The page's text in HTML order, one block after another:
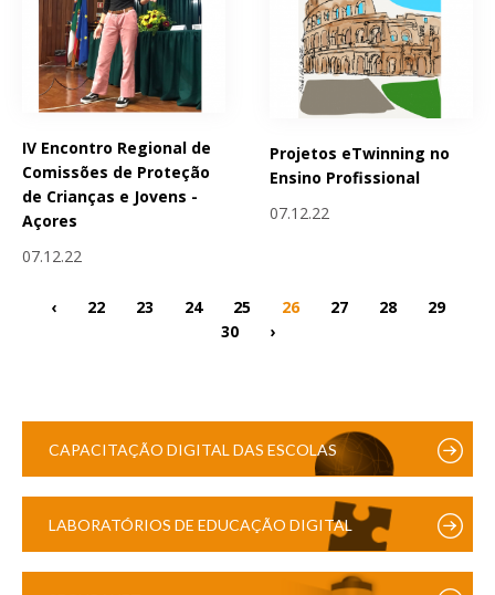
IV Encontro Regional de
Comissões de Proteção
de Crianças e Jovens -
Açores
07.12.22
Projetos eTwinning no
Ensino Profissional
07.12.22
‹ 22 23 24 25 26 27 28
29
30
›
CAPACITAÇÃO DIGITAL DAS ESCOLAS
LABORATÓRIOS DE EDUCAÇÃO DIGITAL